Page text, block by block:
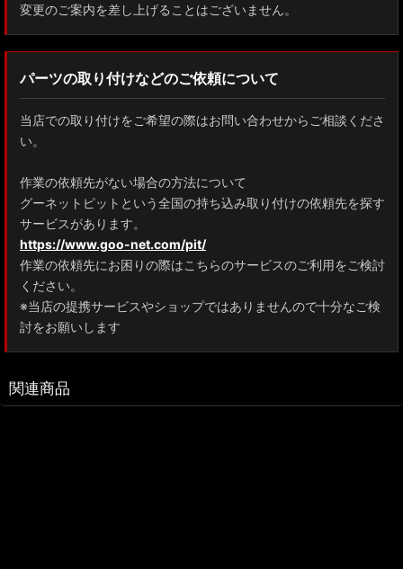
変更のご案内を差し上げることはございません。
パーツの取り付けなどのご依頼について
当店での取り付けをご希望の際はお問い合わせからご相談くださ
い。
作業の依頼先がない場合の方法について
グーネットピットという全国の持ち込み取り付けの依頼先を探す
サービスがあります。
https://www.goo-net.com/pit/
作業の依頼先にお困りの際はこちらのサービスのご利用をご検討
ください。
※当店の提携サービスやショップではありませんので十分なご検
討をお願いします
関連商品